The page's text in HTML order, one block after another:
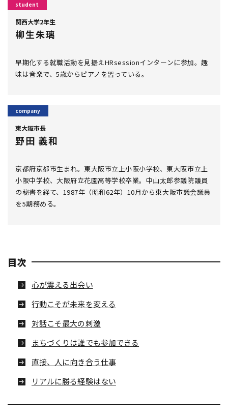
関西大学2年生
柳生朱璃
早期化する就職活動を見据えHRsessionインターンに参加。趣
味は音楽で、5歳からピアノを習っている。
東大阪市長
野田 義和
京都府京都市生まれ。東大阪市立上小阪小学校、東大阪市立上
小阪中学校、大阪府立花園高等学校卒業。中山太郎参議院議員
の秘書を経て、1987年（昭和62年）10月から東大阪市議会議員
を5期務める。
目次
心が震える出会い
行動こそが未来を変える
対話こそ最大の刺激
まちづくりは誰でも参加できる
直接、人に向き合う仕事
リアルに勝る経験はない